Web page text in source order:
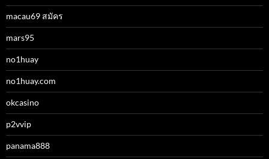
macau69 สมัคร
mars95
no1huay
no1huay.com
okcasino
p2vvip
panama888